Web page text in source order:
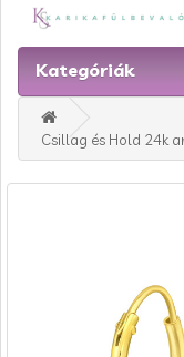
Kategóriák
Csillag és Hold 24k